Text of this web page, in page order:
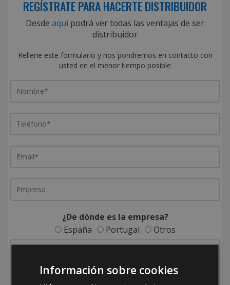
REGÍSTRATE PARA HACERTE DISTRIBUIDOR
Desde aquípodrá ver todas las ventajas de ser
distribuidor
Rellene este formulario y nos pondremos en contacto con
usted en el menor tiempo posible
¿De dónde es la empresa?
España
Portugal Otros
Información sobre cookies